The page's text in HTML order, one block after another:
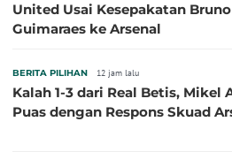
United Usai Kesepakatan Bruno
Guimaraes ke Arsenal
BERITA PILIHAN 12 jam lalu
Kalah 1-3 dari Real Betis, Mikel
Puas dengan Respons Skuad